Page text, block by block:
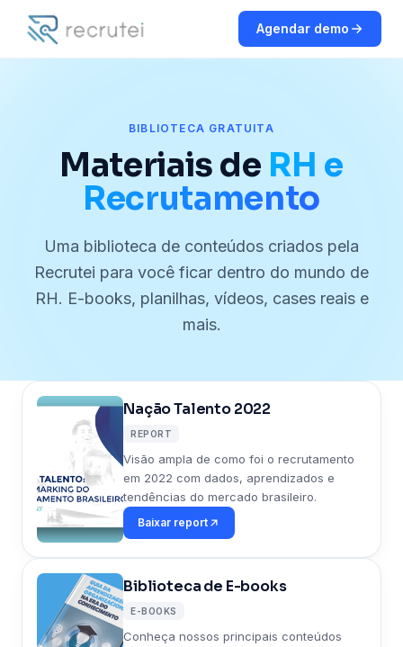
Agendar demo
BIBLIOTECA GRATUITA
Materiais de RH e
Recrutamento
Uma biblioteca de conteúdos criados pela
Recrutei para você ficar dentro do mundo de
RH. E-books, planilhas, vídeos, cases reais e
mais.
Nação Talento 2022
REPORT
Visão ampla de como foi o recrutamento
em 2022 com dados, aprendizados e
tendências do mercado brasileiro.
Baixar report
Biblioteca de E-books
E-BOOKS
Conheça nossos principais conteúdos